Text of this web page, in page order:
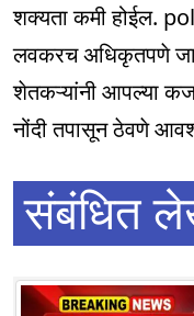
शक्यता कमी होईल.
लवकरच अधिकृतपणे
शेतकऱ्यांनी आपल्या
नोंदी तपासून ठेवणे
संबंधित